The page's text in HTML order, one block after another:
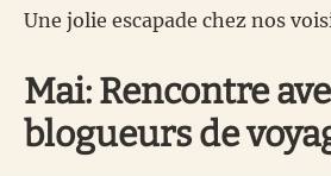
Une jolie escapade chez nos
Mai: Rencontre
blogueurs de